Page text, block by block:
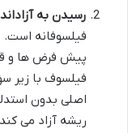
رسیدن به
فیلسوفانه است.
پیش فرض ها و
فیلسوف با زیر
اصلی بدون
ریشه آزاد می